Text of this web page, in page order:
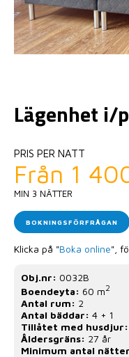
Lägenhet i/
PRIS PER NATT
Från 1
MIN 3 NÄTTER
BOKNINGSFÖRFRÅGAN
Klicka på "Boka online",
Obj.nr: 0032B
Boendeyta: 60 m2
Antal rum: 2
Antal bäddar: 4 + 1
Tillåtet med husdjur:
Åldersgräns: 27 år
Minimum antal